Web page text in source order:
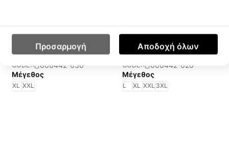
Arena Bywayx R Ανδρικό
Μαγιό
CODE:
006442-630
Μέγεθος
XL XXL
Arena Bywayx R Ανδρικό
Μαγιό
CODE:
006442-620
Μέγεθος
L XL XXL 3XL
Προσαρμογή Αποδοχή όλων